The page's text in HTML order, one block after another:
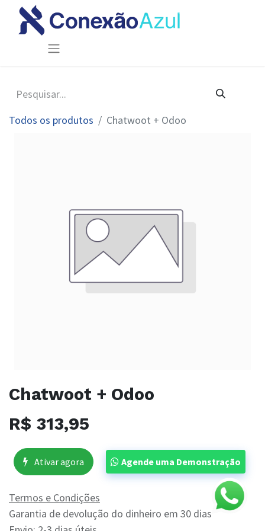
Todos os produtos Chatwoot + Odoo
Chatwoot + Odoo
R$ 313,95
Ativar agora Agende uma Demonstração
Termos e Condições
Garantia de devolução do dinheiro em 30 dias